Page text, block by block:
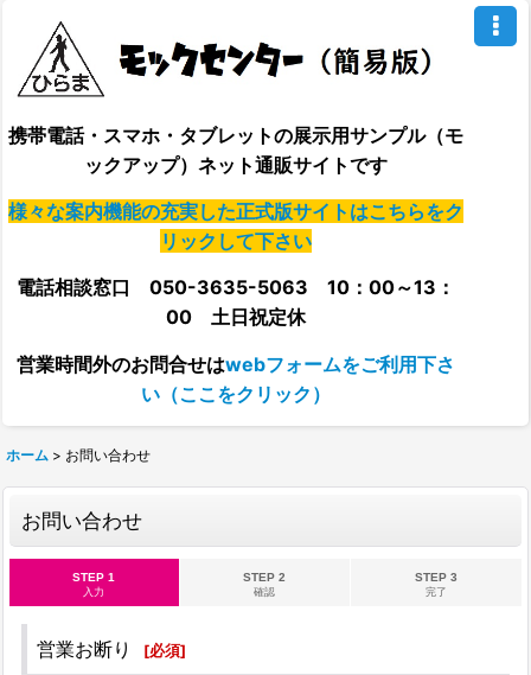
携帯電話・スマホ・タブレットの展示用サンプル（モ
ックアップ）ネット通販サイトです
様々な案内機能の充実した正式版サイトはこちらをク
リックして下さい
電話相談窓口 050-3635-5063 10：00～13：
00 土日祝定休
営業時間外のお問合せはwebフォームをご利用下さ
い（ここをクリック）
ホーム > お問い合わせ
お問い合わせ
STEP 1
入力
STEP 2
確認
STEP 3
完了
営業お断り [必須]